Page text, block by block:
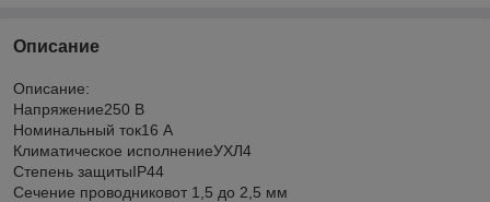
Описание
Описание:
Напряжение250 В
Номинальный ток16 А
Климатическое исполнениеУХЛ4
Степень защитыIP44
Сечение проводниковот 1,5 до 2,5 мм